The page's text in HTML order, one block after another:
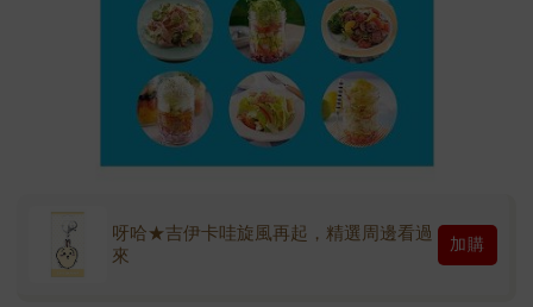
呀哈★吉伊卡哇旋風再起，精選周邊看過
來
加購